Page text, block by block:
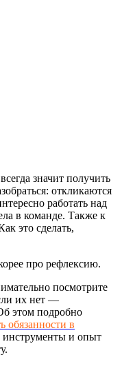
значит получить
откликаются
работать над
в команде. Также к
это сделать,
про рефлексию.
посмотрите
их нет —
этом подробно
обязанности в
инструменты и опыт